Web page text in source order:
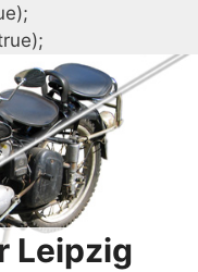
Inhalt
springen
Leipzig